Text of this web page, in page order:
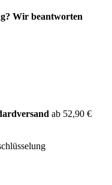
Wir beantworten
ab 52,90 €